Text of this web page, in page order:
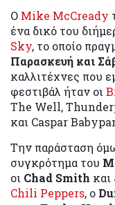
Ο Mike McCready
ένα δικό του
Sky, το οποίο
Παρασκευή και
καλλιτέχνες που
φεστιβάλ ήταν οι
The Well,
και Caspar
Την παράσταση
συγκρότημα του
οι Chad Smith και
Chili Peppers, ο